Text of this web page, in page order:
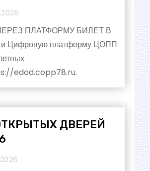
2026
ПЛАТФОРМУ БИЛЕТ В
Цифровую платформу ЦОПП
edod.copp78.ru.
ДВЕРЕЙ